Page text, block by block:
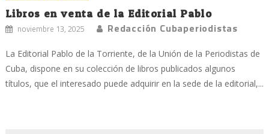
Libros en venta de la Editorial Pablo
noviembre 13, 2025 Redacción Cubaperiodistas
La Editorial Pablo de la Torriente, de la Unión de la Periodistas de
Cuba, dispone en su colección de libros publicados algunos
títulos, que el interesado puede adquirir en la sede de la editorial,...